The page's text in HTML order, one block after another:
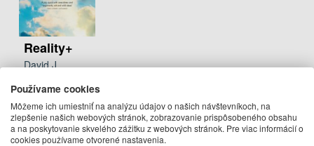
Reality+
David J.
16.95 €
Na
objednávku
Používame cookies
Môžeme ich umiestniť na analýzu údajov o našich návštevníkoch, na
zlepšenie našich webových stránok, zobrazovanie prispôsobeného obsahu
a na poskytovanie skvelého zážitku z webových stránok. Pre viac informácií o
cookies používame otvorené nastavenia.